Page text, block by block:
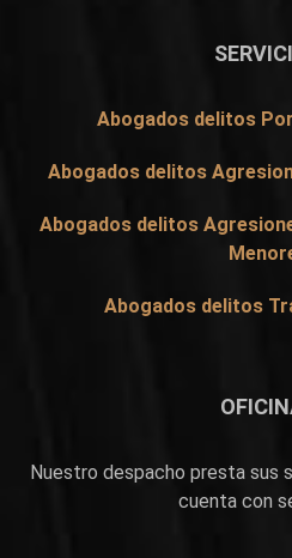
Abogados delitos
Abogados delitos
Abogados delitos
Abogados delitos
Nuestro despacho presta sus
cuenta con